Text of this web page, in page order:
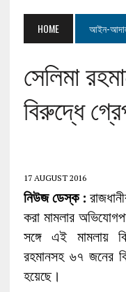
HOME আইন-
সেলিমা
বিরুদ্ধে
17 AUGUST 2016
নিউজ ডেস্ক :
করা মামলার
সঙ্গে এই মামলায়
রহমানসহ ৬৭ জনের
হয়েছে।